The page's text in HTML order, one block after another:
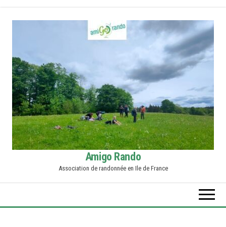
content
Amigo Rando
Association de randonnée en Ile de France